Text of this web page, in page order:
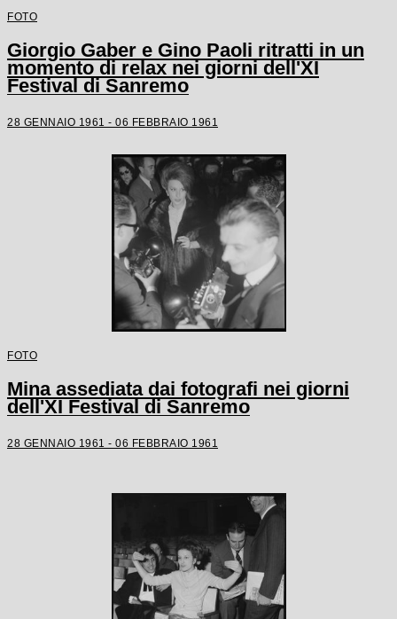
FOTO
Giorgio Gaber e Gino Paoli ritratti in un
momento di relax nei giorni dell'XI
Festival di Sanremo
28 GENNAIO 1961 - 06 FEBBRAIO 1961
FOTO
Mina assediata dai fotografi nei giorni
dell'XI Festival di Sanremo
28 GENNAIO 1961 - 06 FEBBRAIO 1961